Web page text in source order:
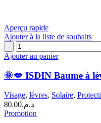
Aperçu rapide
Ajouter à la liste de souhaits
quantité
de
💋
ISDIN
Baume
à
lèvres
SPF
Ajouter au panier
🌞💋 ISDIN Baume à
Visage, lèvres, Solaire,
د.م.80.00
Promotion